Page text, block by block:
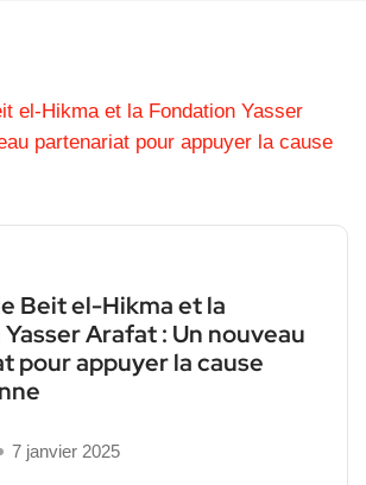
Beit el-Hikma et la
Arafat : Un nouveau
pour appuyer la cause
7 janvier 2025